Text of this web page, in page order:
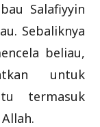
Salafiyyin
Sebaliknya
beliau,
untuk
termasuk